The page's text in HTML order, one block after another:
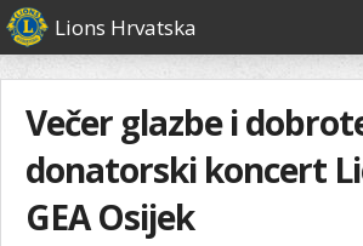
Skoči
na
glavni
Lions Hrvatska
O nama
Lions Distrikt 126
Naši projekti
Glavni
izbornik
O
nama
Lions
Distrikt
126
Naši
Večer glazbe i
donatorski koncert
GEA Osijek